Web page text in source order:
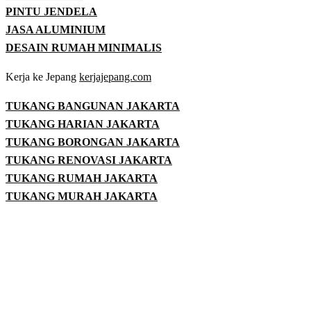
PINTU JENDELA
JASA ALUMINIUM
DESAIN RUMAH MINIMALIS
Kerja ke Jepang kerjajepang.com
TUKANG BANGUNAN JAKARTA
TUKANG HARIAN JAKARTA
TUKANG BORONGAN JAKARTA
TUKANG RENOVASI JAKARTA
TUKANG RUMAH JAKARTA
TUKANG MURAH JAKARTA